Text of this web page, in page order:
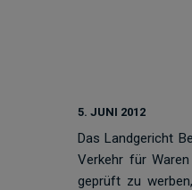
5. JUNI 2012
Das Landgericht
Verkehr für Waren
geprüft zu